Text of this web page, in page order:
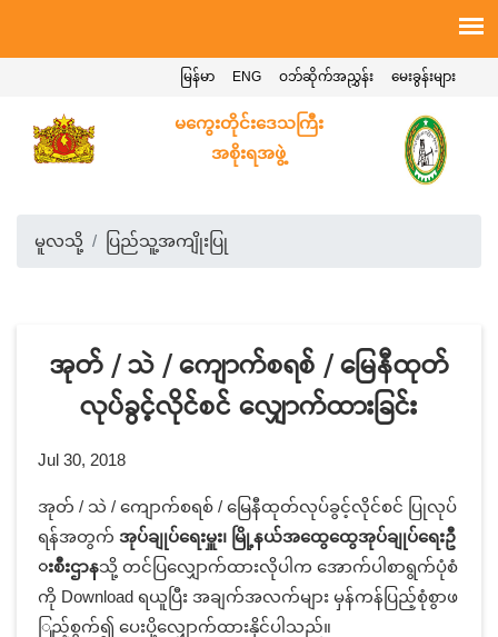
မေးခွန်းများ
ဝဘ်ဆိုက်အညွှန်း
ENG
မြန်မာ
မကွေးတိုင်းဒေသကြီး
အစိုးရအဖွဲ့
မူလသို့ ပြည်သူ့အကျိုးပြု
အုတ် / သဲ / ကျောက်စရစ် / မြေနီထုတ်
လုပ်ခွင့်လိုင်စင် လျှောက်ထားခြင်း
Jul 30, 2018
အုတ် / သဲ / ကျောက်စရစ် / မြေနီထုတ်လုပ်ခွင့်လိုင်စင် ပြုလုပ်
ရန်အတွက် အုပ်ချုပ်ရေးမှူး၊ မြို့နယ်အထွေထွေအုပ်ချုပ်ရေးဦ
းစီးဌာနသို့ တင်ပြလျှောက်ထားလိုပါက အောက်ပါစာရွက်ပုံစံ
ကို Download ရယူပြီး အချက်အလက်များ မှန်ကန်ပြည့်စုံစွာဖ
ြည့်စွက်၍ ပေးပို့လျှောက်ထားနိုင်ပါသည်။